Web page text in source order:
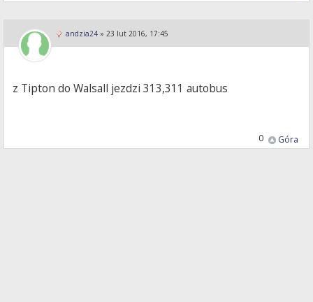
andzia24 » 23 lut 2016, 17:45
z Tipton do Walsall jezdzi 313,311 autobus
Góra
0